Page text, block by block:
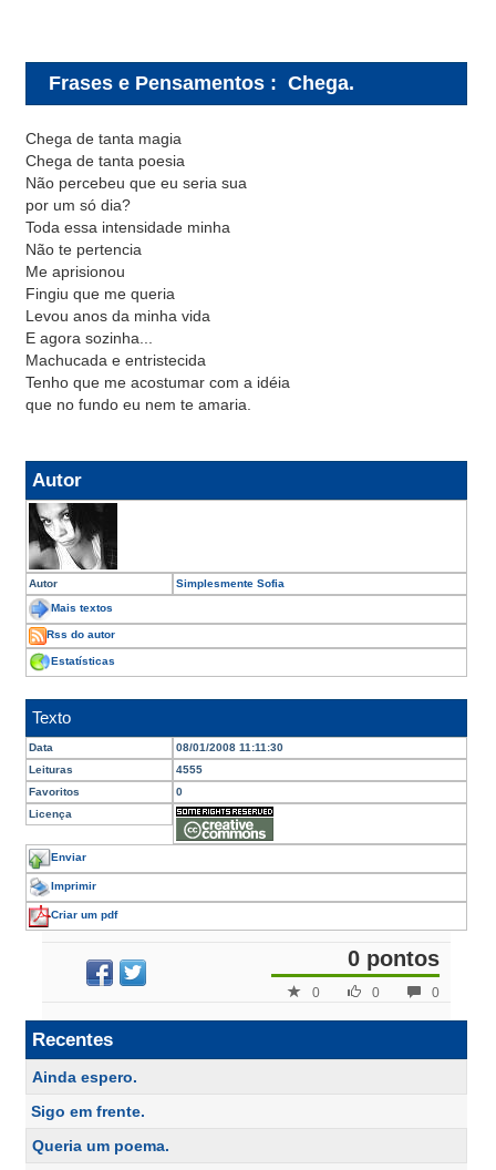
Frases e Pensamentos : Chega.
Chega de tanta magia
Chega de tanta poesia
Não percebeu que eu seria sua
por um só dia?
Toda essa intensidade minha
Não te pertencia
Me aprisionou
Fingiu que me queria
Levou anos da minha vida
E agora sozinha...
Machucada e entristecida
Tenho que me acostumar com a idéia
que no fundo eu nem te amaria.
Autor
Autor Simplesmente Sofia
Mais textos
Rss do autor
Estatísticas
Texto
Data
08/01/2008 11:11:30
Leituras
4555
Favoritos
0
Licença
Enviar
Imprimir
Criar um pdf
0 pontos
0
0
0
Recentes
Ainda espero.
Sigo em frente.
Queria um poema.